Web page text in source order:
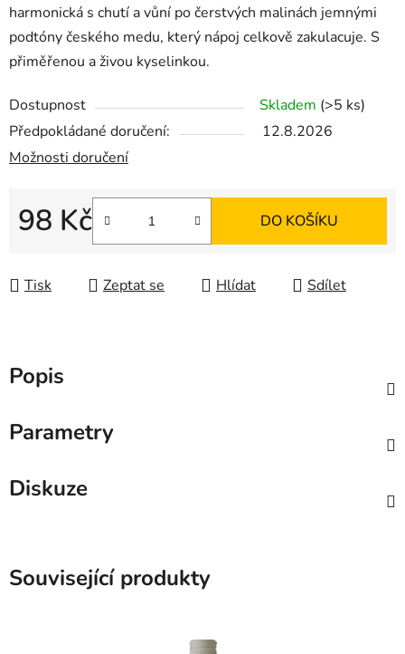
harmonická s chutí a vůní po čerstvých malinách jemnými
podtóny českého medu, který nápoj celkově zakulacuje. S
přiměřenou a živou kyselinkou.
Dostupnost Skladem (>5 ks)
Předpokládané doručení:
12.8.2026
Možnosti doručení
98 Kč
Měrná cena:
DO KOŠÍKU
Tisk Zeptat se Hlídat Sdílet
Popis
Parametry
Diskuze
Související produkty